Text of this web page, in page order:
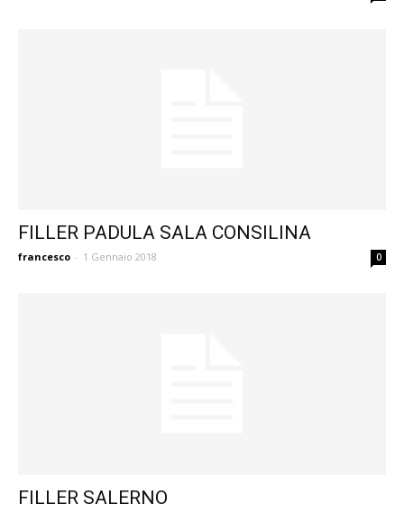
FILLER PADULA SALA CONSILINA
francesco - 1 Gennaio 2018 0
FILLER SALERNO